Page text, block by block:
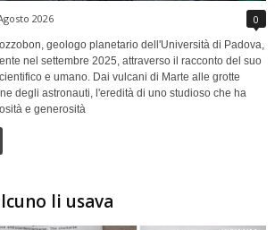
2026 0
geologo planetario dell'Università di Padova,
nel settembre 2025, attraverso il racconto del suo
e umano. Dai vulcani di Marte alle grotte
degli astronauti, l'eredità di uno studioso che ha
e generosità
li usava